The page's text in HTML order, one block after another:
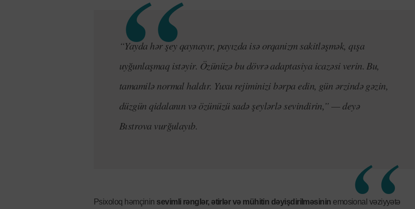
“Yayda hər şey qaynayır, payızda isə orqanizm sakitləşmək, qışa
uyğunlaşmaq istəyir. Özünüzə bu dövrə adaptasiya icazəsi verin. Bu,
tamamilə normal haldır. Yuxu rejiminizi bərpa edin, gün ərzində gəzin,
düzgün qidalanın və özünüzü sadə şeylərlə sevindirin,”— deyə
Bıstrova vurğulayıb.
Psixoloq həmçinin sevimli rənglər, ətirlər və mühitin dəyişdirilməsinin emosional vəziyyətə